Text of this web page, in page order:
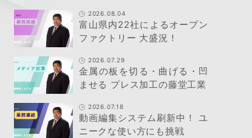
2026.08.04
富山県内22社によるオープン
ファクトリー 大盛況！
2026.07.29
金属の板を切る・曲げる・凹
ませる プレス加工の藤堂工業
2026.07.18
動画編集システム刷新中！ ユ
ニークな使い方にも挑戦